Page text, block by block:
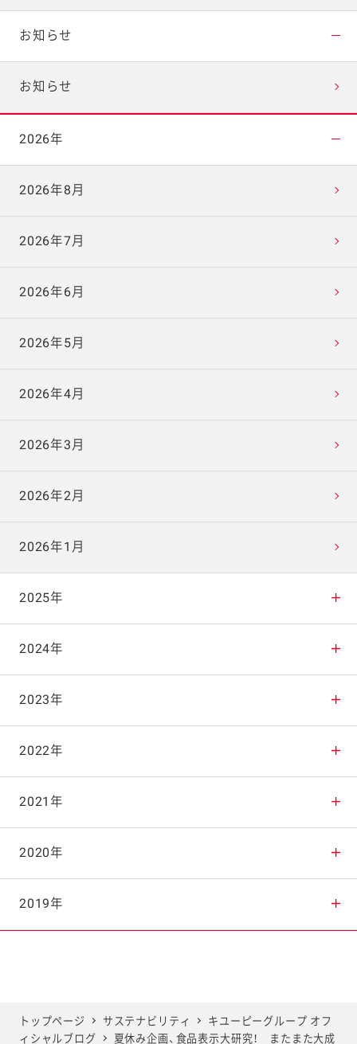
お知らせ
お知らせ
2026年
2026年8月
2026年7月
2026年6月
2026年5月
2026年4月
2026年3月
2026年2月
2026年1月
2025年
2025年12月
2025年11月
2025年10月
2025年9月
2025年8月
2025年7月
2024年
2024年12月
2024年11月
2024年10月
2024年9月
2024年8月
2023年
2023年12月
2023年11月
2023年10月
2023年9月
2022年
2022年12月
2022年11月
2022年10月
2021年
2021年12月
2021年11月
2020年
2020年12月
2019年
トップページ サステナビリティ
キユーピーグループ オフ
ィシャルブログ
夏休み企画、食品表示大研究！ またまた大成